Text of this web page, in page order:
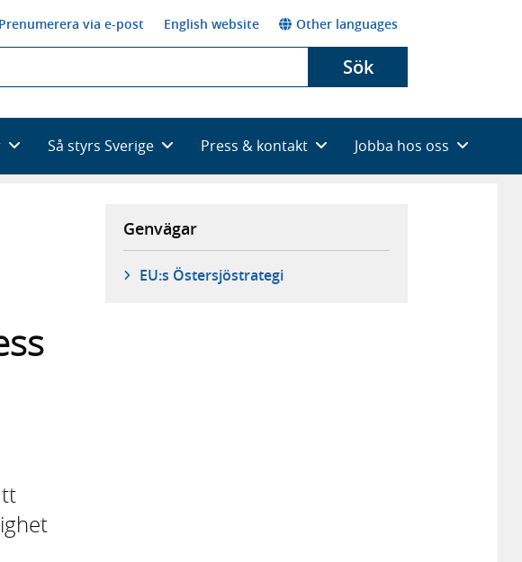
Prenumerera via e-post English website Other languages
Sök
Så styrs Sverige Press & kontakt Jobba hos oss
Genvägar
EU:s Östersjöstrategi